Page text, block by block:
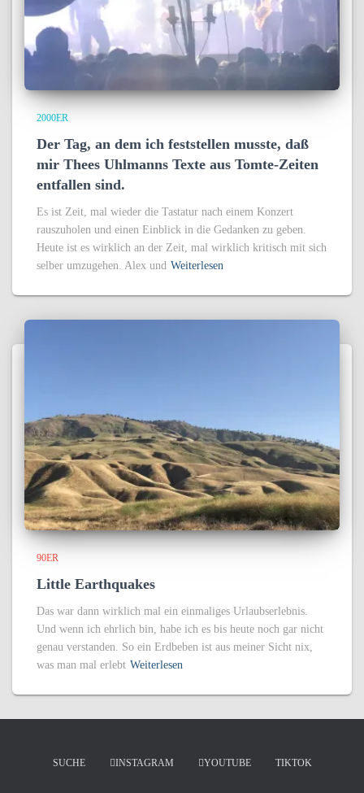
2000ER
Der Tag, an dem ich feststellen musste, daß
mir Thees Uhlmanns Texte aus Tomte-Zeiten
entfallen sind.
Es ist Zeit, mal wieder die Tastatur nach einem Konzert
rauszuholen und einen Einblick in die Gedanken zu geben.
Heute ist es wirklich an der Zeit, mal wirklich kritisch mit sich
selber umzugehen. Alex und Weiterlesen
90ER
Little Earthquakes
Das war dann wirklich mal ein einmaliges Urlaubserlebnis.
Und wenn ich ehrlich bin, habe ich es bis heute noch gar nicht
genau verstanden. So ein Erdbeben ist aus meiner Sicht nix,
was man mal erlebt Weiterlesen
SUCHE INSTAGRAM YOUTUBE TIKTOK